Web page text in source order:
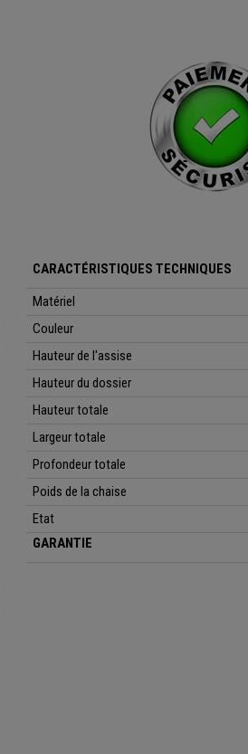
CARACTÉRISTIQUES TECHNIQUES
Matériel
Couleur
Hauteur de l'assise
Hauteur du dossier
Hauteur totale
Largeur totale
Profondeur totale
Poids de la chaise
Etat
GARANTIE